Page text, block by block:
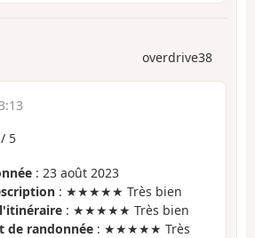
overdrive38
/ 5
: 23 août 2023
: ★★★★★ Très bien
: ★★★★★ Très bien
de randonnée : ★★★★★ Très